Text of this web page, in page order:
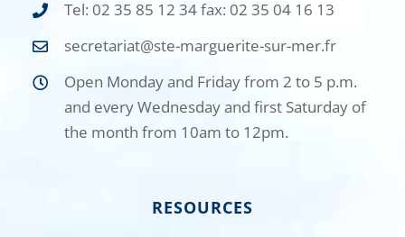
Tel: 02 35 85 12 34 fax: 02 35 04 16 13
secretariat@ste-marguerite-sur-mer.fr
Open Monday and Friday from 2 to 5 p.m.
and every Wednesday and first Saturday of
the month from 10am to 12pm.
RESOURCES